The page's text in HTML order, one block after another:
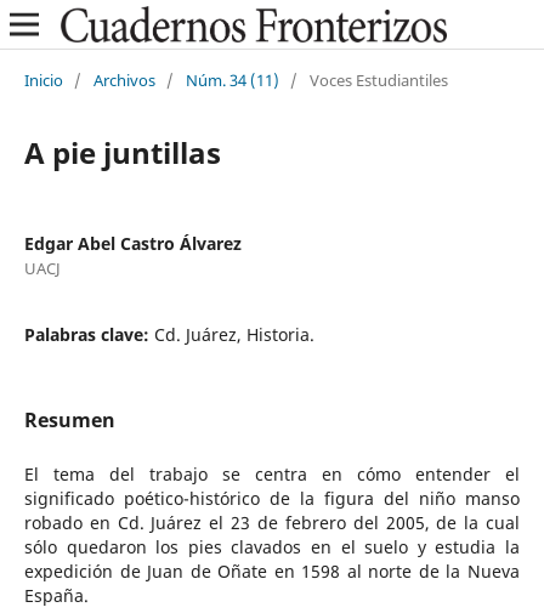
Inicio / Archivos / Núm. 34 (11) / Voces Estudiantiles
A pie juntillas
Edgar Abel Castro Álvarez
UACJ
Palabras clave: Cd. Juárez, Historia.
Resumen
El tema del trabajo se centra en cómo entender el
significado poético-histórico de la figura del niño manso
robado en Cd. Juárez el 23 de febrero del 2005, de la cual
sólo quedaron los pies clavados en el suelo y estudia la
expedición de Juan de Oñate en 1598 al norte de la Nueva
España.